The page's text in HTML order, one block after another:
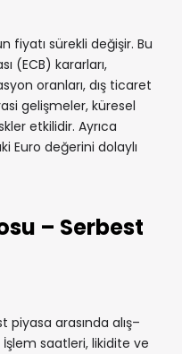
fiyatı sürekli değişir. Bu
(ECB) kararları,
oranları, dış ticaret
gelişmeler, küresel
etkilidir. Ayrıca
Euro değerini dolaylı
– Serbest
piyasa arasında alış–
İşlem saatleri, likidite ve